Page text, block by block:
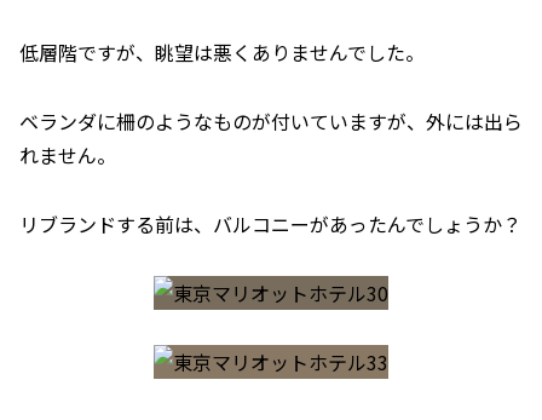
低層階ですが、眺望は悪くありませんでした。
ベランダに柵のようなものが付いていますが、外には出ら
れません。
リブランドする前は、バルコニーがあったんでしょうか？